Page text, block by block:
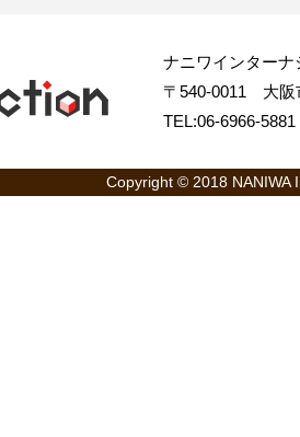
ナニワインター
〒540-0011 大阪
TEL:06-6966-
Copyright © 2018 NANIWA